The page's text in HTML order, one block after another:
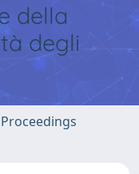
della
degli